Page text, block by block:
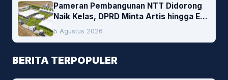
Pameran Pembangunan NTT Didorong
Naik Kelas, DPRD Minta Artis hingga EO
Lokal Jadi Prioritas
5 Agustus 2026
BERITA TERPOPULER